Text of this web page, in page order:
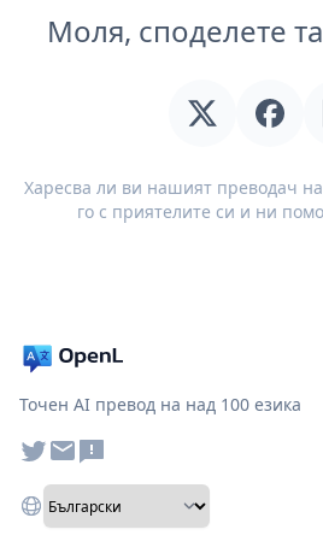
Моля, споделете
Харесва ли ви нашият преводач
го с приятелите си и ни
Точен AI превод на над 100 езика